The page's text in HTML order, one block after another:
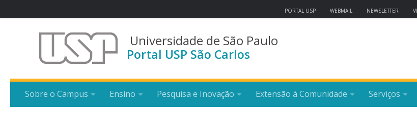
PORTAL USP WEBMAIL NEWSLETTER
Universidade de São Paulo
Portal USP São Carlos
Sobre o Campus Ensino Pesquisa e Inovação Extensão à Comunidade Serviços